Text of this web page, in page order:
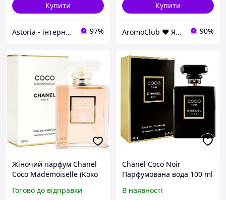
Купити
Astoria - інтернет-магазин косметики та парфумерії 97%
Купити
AromoClub ❤ Якісна парфумерія в Україні 90%
Жіночий парфум Chanel
Coco Mademoiselle (Коко
100мл
Готово до відправки
Chanel Coco Noir
Парфумована вода 100 ml
Парфумерія Ноїр
В наявності